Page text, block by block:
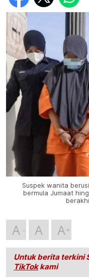
Suspek wanita
bermula Jumaat
A A A
Untuk berita terkini
TikTokkami